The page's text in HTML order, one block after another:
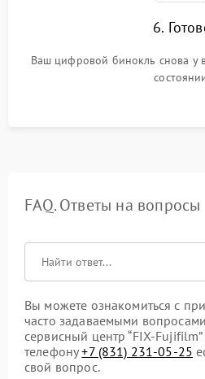
6.
Ваш цифровой бинокль снова у
FAQ. Ответы на вопросы
Вы можете ознакомиться с
часто задаваемыми
сервисный центр “FIX-
телефону+7 (831) 231-05-25
свой вопрос.